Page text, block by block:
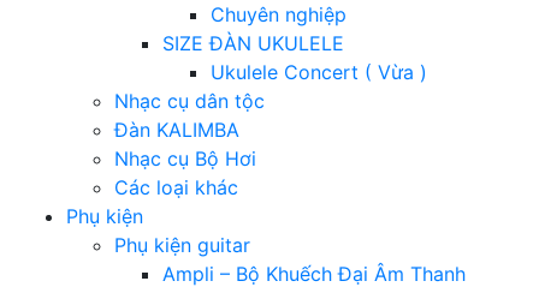
Chuyên nghiệp
SIZE ĐÀN UKULELE
Ukulele Concert ( Vừa )
Nhạc cụ dân tộc
Đàn KALIMBA
Nhạc cụ Bộ Hơi
Các loại khác
Phụ kiện
Phụ kiện guitar
Ampli – Bộ Khuếch Đại Âm Thanh